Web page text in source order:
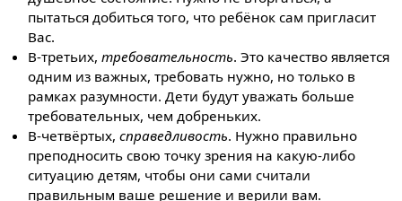
пытаться добиться того, что ребёнок сам пригласит
Вас.
В-третьих,требовательность. Это качество является
одним из важных, требовать нужно, но только в
рамках разумности. Дети будут уважать больше
требовательных, чем добреньких.
В-четвёртых,справедливость. Нужно правильно
преподносить свою точку зрения на какую-либо
ситуацию детям, чтобы они сами считали
правильным ваше решение и верили вам.